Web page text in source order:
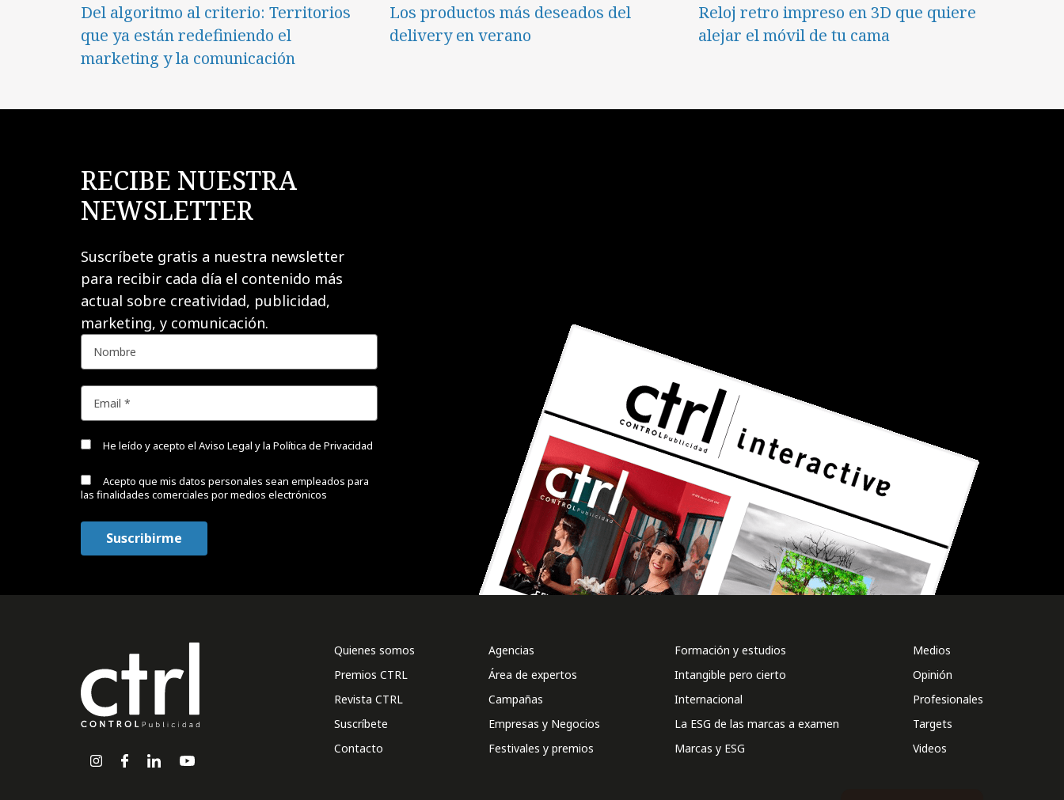
Del algoritmo al criterio: Territorios
que ya están redefiniendo el
marketing y la comunicación
Los productos más deseados del
delivery en verano
Reloj retro impreso en 3D que quiere
alejar el móvil de tu cama
RECIBE NUESTRA
NEWSLETTER
Suscríbete gratis a nuestra newsletter
para recibir cada día el contenido más
actual sobre creatividad, publicidad,
marketing, y comunicación.
He leído y acepto el Aviso Legal y la Política de Privacidad
Acepto que mis datos personales sean empleados para
las finalidades comerciales por medios electrónicos
Quienes somos
Premios CTRL
Revista CTRL
Suscríbete
Contacto
Agencias
Área de expertos
Campañas
Empresas y Negocios
Festivales y premios
Formación y estudios
Intangible pero cierto
Internacional
La ESG de las marcas a examen
Marcas y ESG
Medios
Opinión
Profesionales
Targets
Videos